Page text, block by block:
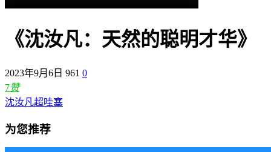
《沈汝凡：天然的聪明才华》
2023年9月6日 961 0
7赞
沈汝凡超哇塞
为您推荐